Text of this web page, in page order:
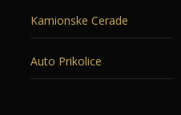
Kamionske Cerade
Auto Prikolice